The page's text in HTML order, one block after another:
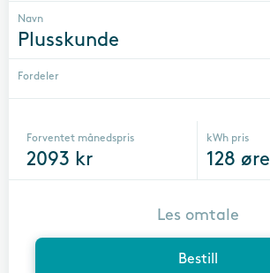
Navn
Plusskunde
Fordeler
Forventet månedspris
2093 kr
kWh pris
128 øre
Bestill
Les omtale